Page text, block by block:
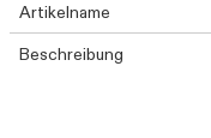
Artikelname
Beschreibung